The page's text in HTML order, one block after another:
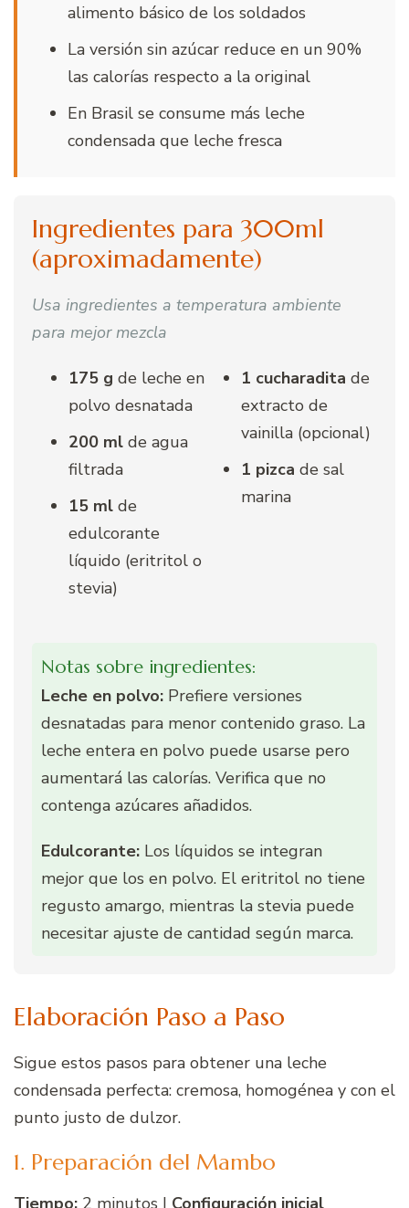
alimento básico de los soldados
La versión sin azúcar reduce en un 90%
las calorías respecto a la original
En Brasil se consume más leche
condensada que leche fresca
Ingredientes para 300ml
(aproximadamente)
Usa ingredientes a temperatura ambiente
para mejor mezcla
175 g de leche en
polvo desnatada
200 ml de agua
filtrada
15 ml de
edulcorante
líquido (eritritol o
stevia)
1 cucharadita de
extracto de
vainilla (opcional)
1 pizca de sal
marina
Notas sobre ingredientes:
Leche en polvo: Prefiere versiones
desnatadas para menor contenido graso. La
leche entera en polvo puede usarse pero
aumentará las calorías. Verifica que no
contenga azúcares añadidos.
Edulcorante: Los líquidos se integran
mejor que los en polvo. El eritritol no tiene
regusto amargo, mientras la stevia puede
necesitar ajuste de cantidad según marca.
Elaboración Paso a Paso
Sigue estos pasos para obtener una leche
condensada perfecta: cremosa, homogénea y con el
punto justo de dulzor.
1. Preparación del Mambo
Tiempo: 2 minutos | Configuración inicial